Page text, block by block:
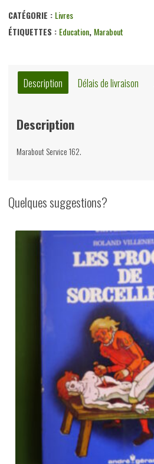
docteur
Spock
parents,
Benjamin
éditions
Gérard
CATÉGORIE : Livres
ÉTIQUETTES : Education, Marabout
Description Délais de livraison
Description
Marabout Service 162.
Quelques suggestions?